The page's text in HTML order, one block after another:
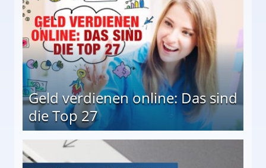
Geld verdienen online: Das sind
die Top 27